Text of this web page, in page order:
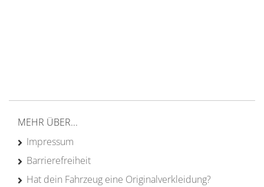
MEHR ÜBER...
Impressum
Barrierefreiheit
Hat dein Fahrzeug eine Originalverkleidung?